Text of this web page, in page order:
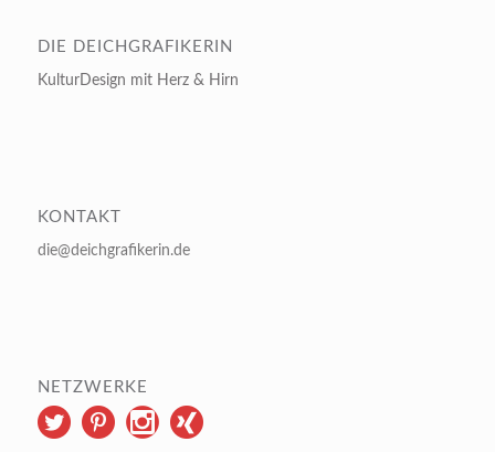
DIE DEICHGRAFIKERIN
KulturDesign mit Herz & Hirn
KONTAKT
die@deichgrafikerin.de
NETZWERKE